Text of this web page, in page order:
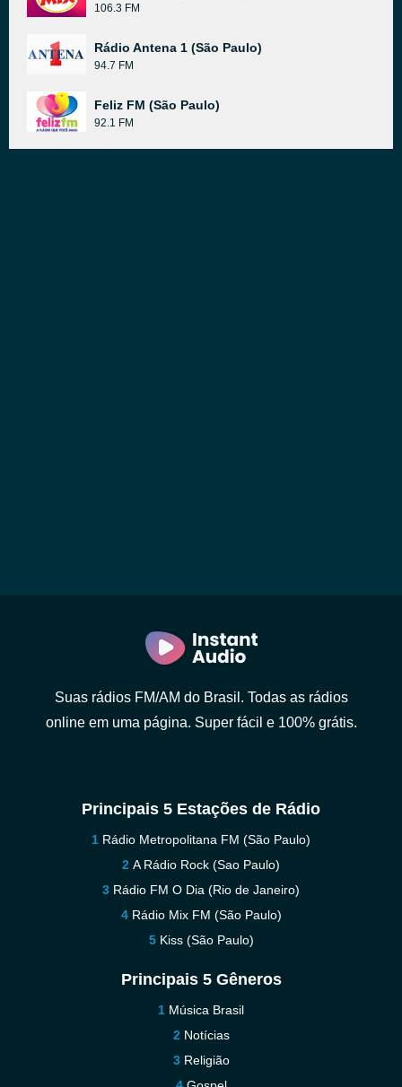
106.3 FM
Rádio Antena 1 (São Paulo)
94.7 FM
Feliz FM (São Paulo)
92.1 FM
Suas rádios FM/AM do Brasil. Todas as rádios
online em uma página. Super fácil e 100% grátis.
Principais 5 Estações de Rádio
Rádio Metropolitana FM (São Paulo)
A Rádio Rock (Sao Paulo)
Rádio FM O Dia (Rio de Janeiro)
Rádio Mix FM (São Paulo)
Kiss (São Paulo)
Principais 5 Gêneros
Música Brasil
Notícias
Religião